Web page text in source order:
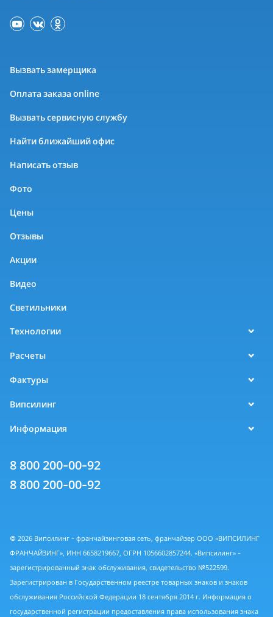
Вызвать замерщика
Оплата заказа online
Вызвать сервисную службу
Найти ближайший офис
Написать отзыв
Фото
Цены
Отзывы
Акции
Видео
Светильники
Технологии
Расчеты
Фактуры
Випсилинг
Информация
8 800 200-00-92
8 800 200-00-92
© 2026 Випсилинг - франчайзинговая сеть, франчайзер ООО «ВИПСИЛИНГ
ФРАНЧАЙЗИНГ», ИНН 6658219667, ОГРН 1056602857244. «Випсилинг» -
зарегистрированный знак обслуживания, свидетельство №522599.
Зарегистрирован в Государственном реестре товарных знаков и знаков
обслуживания Российской Федерации 18 сентября 2014 г. Информация о
государственной регистрации предоставления права использования знака